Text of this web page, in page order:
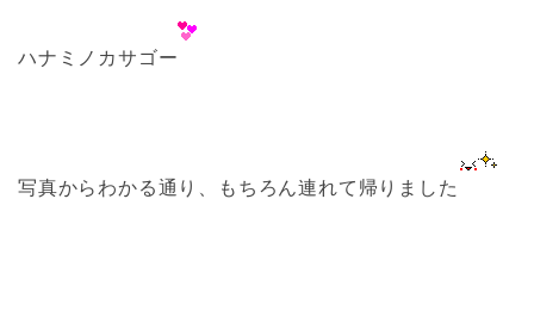
ハナミノカサゴー
写真からわかる通り、もちろん連れて帰りました